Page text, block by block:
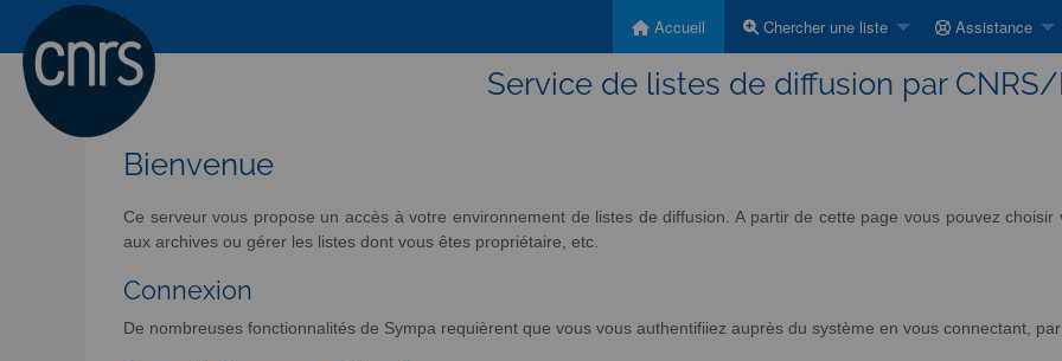
Accueil Chercher une liste Assistance
Service de listes de diffusion par CNRS/
Bienvenue
Ce serveur vous propose un accès à votre environnement de listes de diffusion. A partir de cette page vous pouvez
aux archives ou gérer les listes dont vous êtes propriétaire, etc.
Connexion
De nombreuses fonctionnalités de Sympa requièrent que vous vous authentifiiez auprès du système en vous connectant,